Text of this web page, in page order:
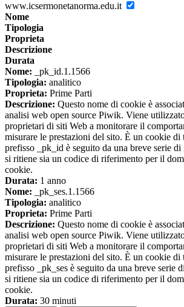
www.icsermonetanorma.edu.it
Nome
Tipologia
Proprieta
Descrizione
Durata
Nome: _pk_id.1.1566
Tipologia: analitico
Proprieta: Prime Parti
Descrizione: Questo nome di cookie è
analisi web open source Piwik. Viene
proprietari di siti Web a monitorare il
misurare le prestazioni del sito. È un cookie
prefisso _pk_id è seguito da una breve serie di
si ritiene sia un codice di riferimento per il
cookie.
Durata: 1 anno
Nome: _pk_ses.1.1566
Tipologia: analitico
Proprieta: Prime Parti
Descrizione: Questo nome di cookie è
analisi web open source Piwik. Viene
proprietari di siti Web a monitorare il
misurare le prestazioni del sito. È un cookie
prefisso _pk_ses è seguito da una breve serie
si ritiene sia un codice di riferimento per il
cookie.
Durata: 30 minuti